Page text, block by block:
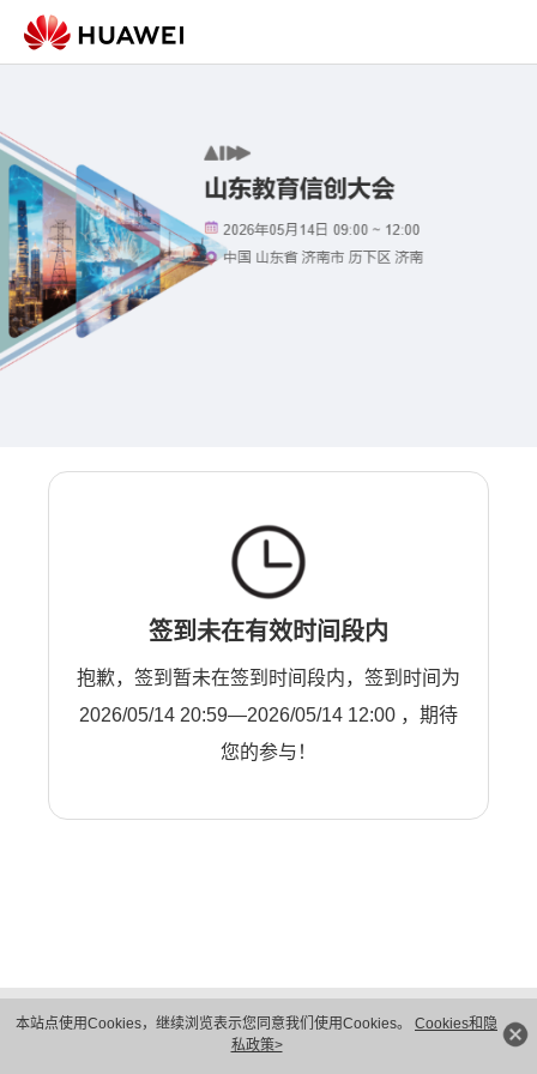
本站点使用Cookies，继续浏览表示您同意我们使用Cookies。 Cookies和隐
私政策>
签到未在有效时间段内
抱歉，签到暂未在签到时间段内，签到时间为
2026/05/14 20:59—2026/05/14 12:00 ，期待
您的参与！
隐私保护
法律声明